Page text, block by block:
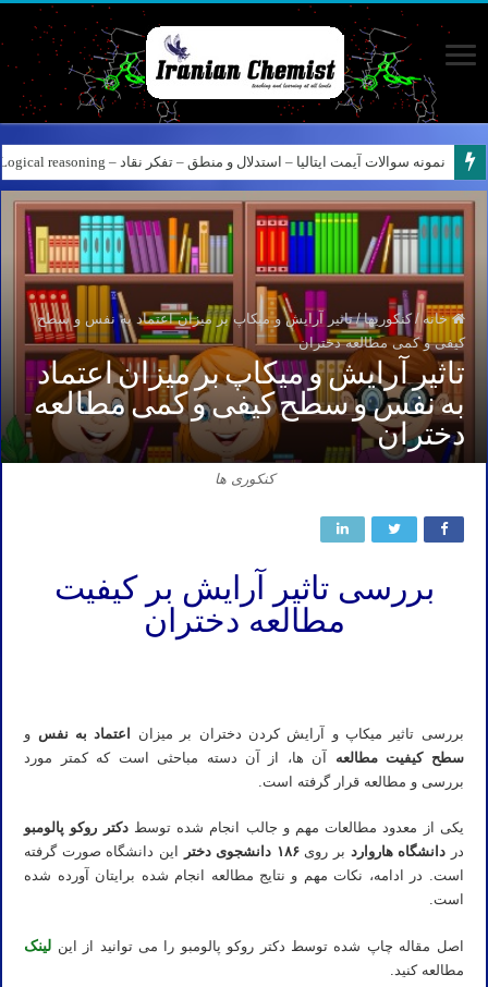
نمونه سوالات آیمت ایتالیا – استدلال و منطق – تفکر نقاد – Logical reasoning – پارت ۶
نمونه سوالات آیمت ایتالیا – استدلال و منطق – Logical reasoning – پارت ۵
خانه / کنکوریها / تاثیر آرایش و میکاپ بر میزان اعتماد به نفس و سطح
کیفی و کمی مطالعه دختران
تاثیر آرایش و میکاپ بر میزان اعتماد
به نفس و سطح کیفی و کمی مطالعه
دختران
کنکوری ها
بررسی تاثیر آرایش بر کیفیت
مطالعه دختران
بررسی تاثیر میکاپ و آرایش کردن دختران بر میزان اعتماد به نفس و
سطح کیفیت مطالعه آن ها، از آن دسته مباحثی است که کمتر مورد
بررسی و مطالعه قرار گرفته است.
یکی از معدود مطالعات مهم و جالب انجام شده توسطدکتر روکو پالومبو
در دانشگاه هاروارد بر روی۱۸۶ دانشجوی دختر
این دانشگاه صورت گرفته
است. در ادامه، نکات مهم و نتایج مطالعه انجام شده برایتان آورده شده
است.
اصل مقاله چاپ شده توسط دکتر روکو پالومبو را می توانید از این لینک
مطالعه کنید.